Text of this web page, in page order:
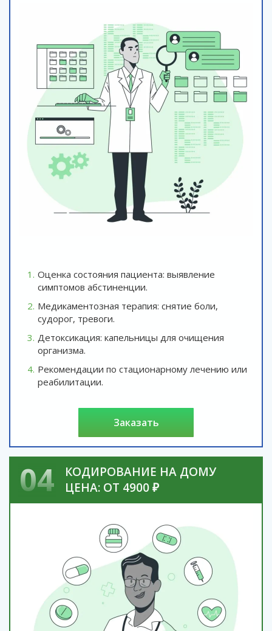
Оценка состояния пациента: выявление
симптомов абстиненции.
Медикаментозная терапия: снятие боли,
судорог, тревоги.
Детоксикация: капельницы для очищения
организма.
Рекомендации по стационарному лечению или
реабилитации.
заказать
04
КОДИРОВАНИЕ НА ДОМУ
ЦЕНА: ОТ 4900 ₽